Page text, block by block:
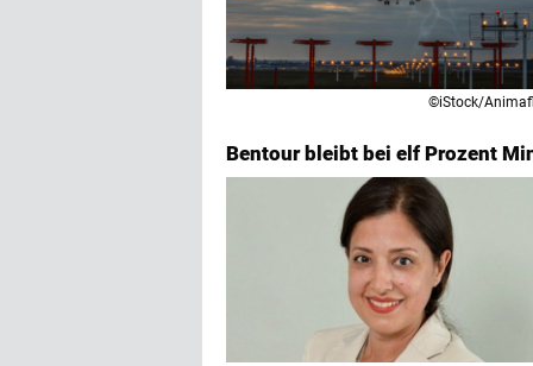
©iStock/
Bentour bleibt bei elf Prozent